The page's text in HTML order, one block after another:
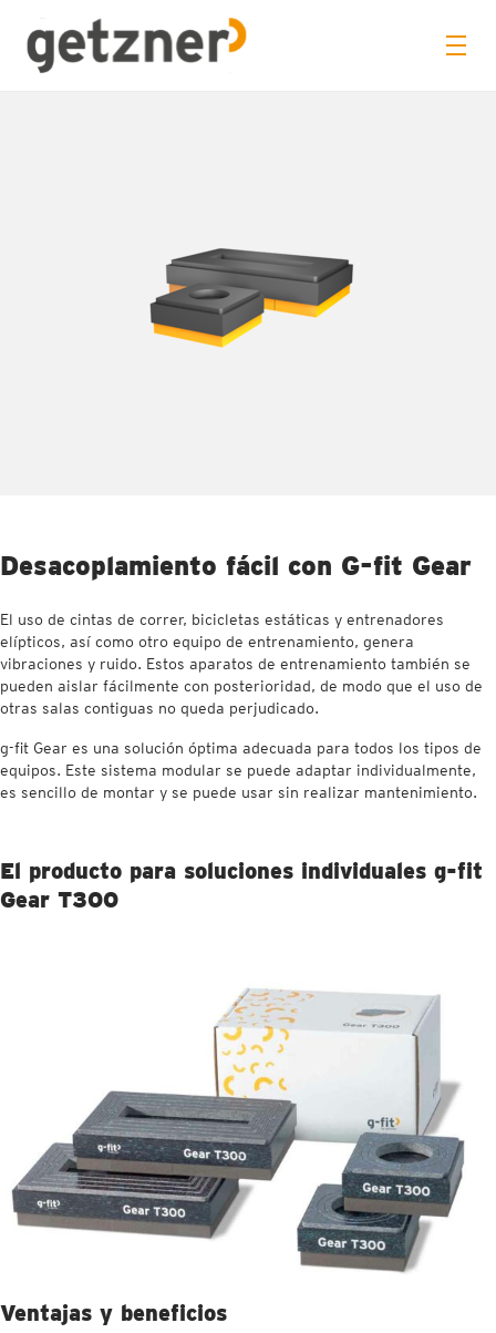
Desacoplamiento fácil con G-fit Gear
El uso de cintas de correr, bicicletas estáticas y entrenadores
elípticos, así como otro equipo de entrenamiento, genera
vibraciones y ruido. Estos aparatos de entrenamiento también se
pueden aislar fácilmente con posterioridad, de modo que el uso de
otras salas contiguas no queda perjudicado.
g-fit Gear es una solución óptima adecuada para todos los tipos de
equipos. Este sistema modular se puede adaptar individualmente,
es sencillo de montar y se puede usar sin realizar mantenimiento.
El producto para soluciones individuales g-fit
Gear T300
Ventajas y beneficios